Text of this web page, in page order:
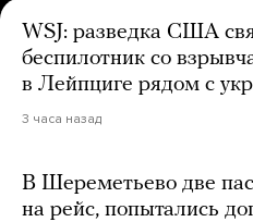
WSJ: разведка США
беспилотник со
в Лейпциге рядом с
3 часа назад
В Шереметьево две
на рейс, попытались